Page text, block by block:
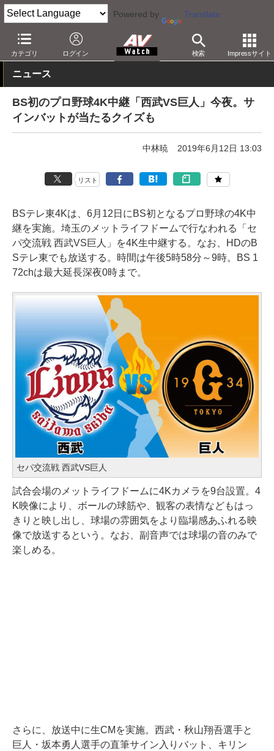
Powered by Translate
カテゴリ ログイン 検索 Impressサイト
AV Watch コンテンツ・サービス 放送
ニュース
BS初のプロ野球4K中継「西武VS巨人」今夜。サ
インバットが当たるクイズも
中林暁 2019年6月12日 13:03
リスト
BSテレ東4Kは、6月12日にBS初となるプロ野球の4K中
継を実施。埼玉のメットライフドームで行なわれる「セ
パ交流戦 西武VS巨人」を4K生中継する。なお、HDのB
Sテレ東でも放送する。時間は午後5時58分～9時。BS 1
72chは最大延長深夜0時まで。
セパ交流戦 西武VS巨人
試合会場のメットライフドームに4Kカメラを9台設置。4
K映像により、ボールの球筋や、観客の表情などもはっ
きりと映し出し、球場の雰囲気をより臨場感あふれる映
像で放送するという。なお、副音声では球場の音のみで
楽しめる。
さらに、放送中に生CMを実施。西武・秋山翔吾選手と
巨人・坂本勇人選手の直筆サイン入りバット、キリン